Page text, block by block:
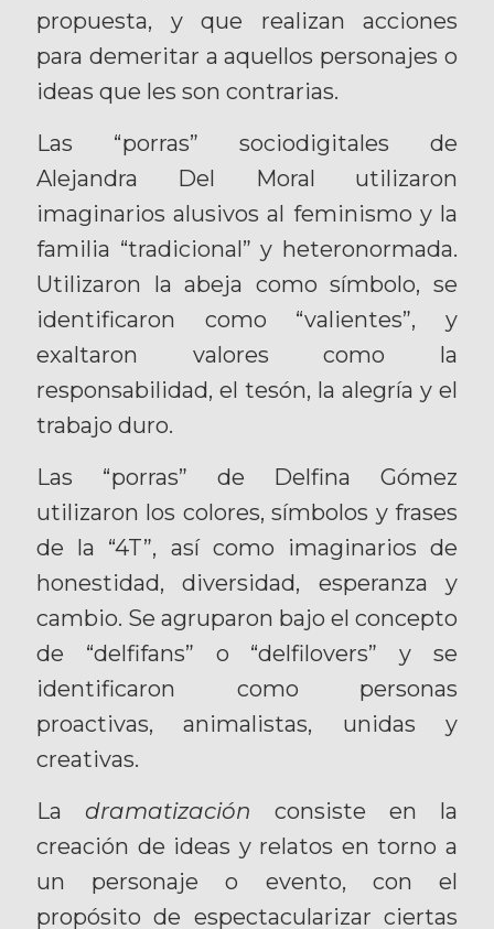
propuesta, y que realizan acciones
para demeritar a aquellos personajes o
ideas que les son contrarias.
Las “porras” sociodigitales de
Alejandra Del Moral utilizaron
imaginarios alusivos al feminismo y la
familia “tradicional” y heteronormada.
Utilizaron la abeja como símbolo, se
identificaron como “valientes”, y
exaltaron valores como la
responsabilidad, el tesón, la alegría y el
trabajo duro.
Las “porras” de Delfina Gómez
utilizaron los colores, símbolos y frases
de la “4T”, así como imaginarios de
honestidad, diversidad, esperanza y
cambio. Se agruparon bajo el concepto
de “delfifans” o “delfilovers” y se
identificaron como personas
proactivas, animalistas, unidas y
creativas.
La dramatización consiste en la
creación de ideas y relatos en torno a
un personaje o evento, con el
propósito de espectacularizar ciertas